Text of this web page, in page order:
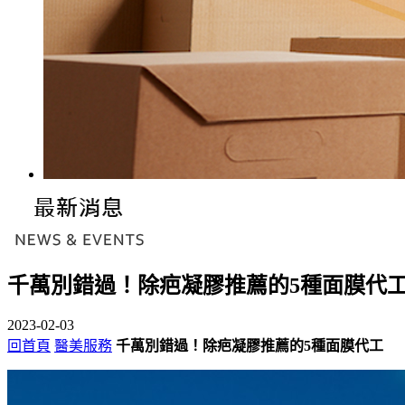
千萬別錯過！除疤凝膠推薦的5種面膜代
2023-02-03
回首頁 醫美服務 千萬別錯過！除疤凝膠推薦的5種面膜代工